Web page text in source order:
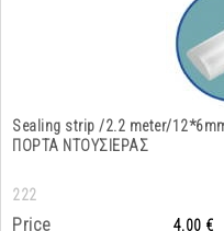
Sealing strip /2.2 meter/
ΠΟΡΤΑ ΝΤΟΥΣΙΕΡΑΣ
222
Price 4,00 €